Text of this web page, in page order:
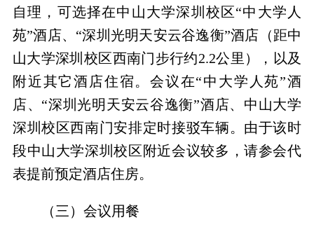
自理，可选择在中山大学深圳校区“中大学人
苑”酒店、“深圳光明天安云谷逸衡”酒店（距中
山大学深圳校区西南门步行约2.2公里），以及
附近其它酒店住宿。会议在“中大学人苑”酒
店、“深圳光明天安云谷逸衡”酒店、中山大学
深圳校区西南门安排定时接驳车辆。由于该时
段中山大学深圳校区附近会议较多，请参会代
表提前预定酒店住房。
（三）会议用餐